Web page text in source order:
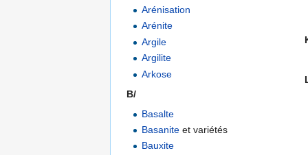
Arénisation
Arénite
Argile
Argilite
Arkose
B/
Basalte
Basanite et variétés
Bauxite